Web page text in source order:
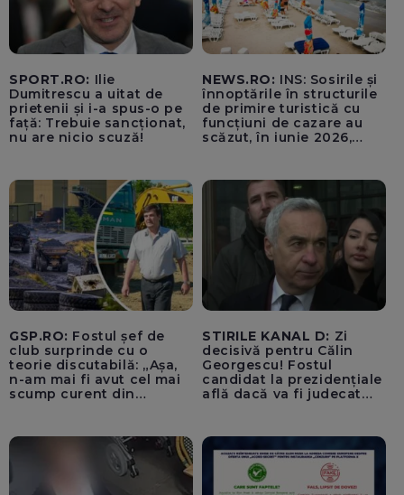
SPORT.RO: Ilie
Dumitrescu a uitat de
prietenii și i-a spus-o pe
față: Trebuie sancționat,
nu are nicio scuză!
NEWS.RO: INS: Sosirile și
înnoptările în structurile
de primire turistică cu
funcțiuni de cazare au
scăzut, în iunie 2026,
5,7%. Cei mai mulți străini
au venit din Germania și
Italia
GSP.RO: Fostul șef de
club surprinde cu o
teorie discutabilă: „Așa,
n-am mai fi avut cel mai
scump curent din
STIRILE KANAL D: Zi
decisivă pentru Călin
Georgescu! Fostul
candidat la prezidențiale
află dacă va fi judecat